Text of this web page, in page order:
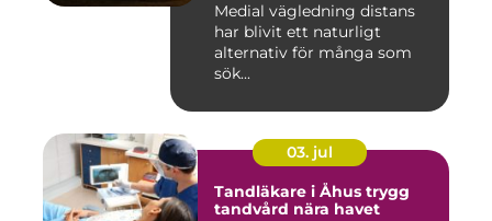
Medial vägledning distans
har blivit ett naturligt
alternativ för många som
sök...
03. jul
Tandläkare i Åhus trygg
tandvård nära havet